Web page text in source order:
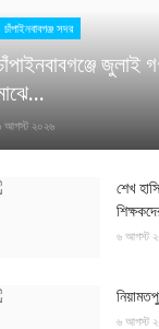
চাঁপাইনবাবগঞ্জ সদর
জুলাই
আগস্ট ২০২৬
শেখ
৬ আগস্ট
৬ আগস্ট